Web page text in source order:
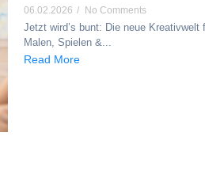
06.02.2026 / No Comments
Jetzt wird’s bunt: Die neue
Malen, Spielen &...
Read More